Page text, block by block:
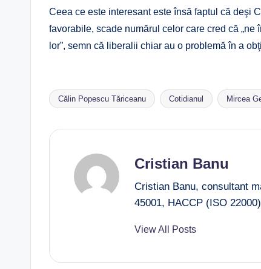
Ceea ce este interesant este însă faptul că deşi
favorabile, scade numărul celor care cred că „ne
lor”, semn că liberalii chiar au o problemă în a
Tags:
Călin Popescu Tăriceanu Cotidianul Mircea
Cristian Banu
Cristian Banu, consultant
45001, HACCP (ISO
View All Posts